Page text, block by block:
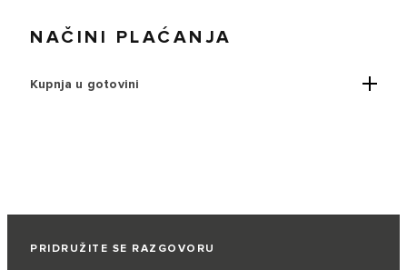
NAČINI PLAĆANJA
Kupnja u gotovini
PRIDRUŽITE SE RAZGOVORU